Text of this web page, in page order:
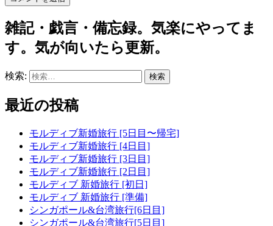
雑記・戯言・備忘録。気楽にやってま
す。気が向いたら更新。
検索:
最近の投稿
モルディブ新婚旅行 [5日目〜帰宅]
モルディブ新婚旅行 [4日目]
モルディブ新婚旅行 [3日目]
モルディブ新婚旅行 [2日目]
モルディブ 新婚旅行 [初日]
モルディブ 新婚旅行 [準備]
シンガポール&台湾旅行[6日目]
シンガポール&台湾旅行[5日目]